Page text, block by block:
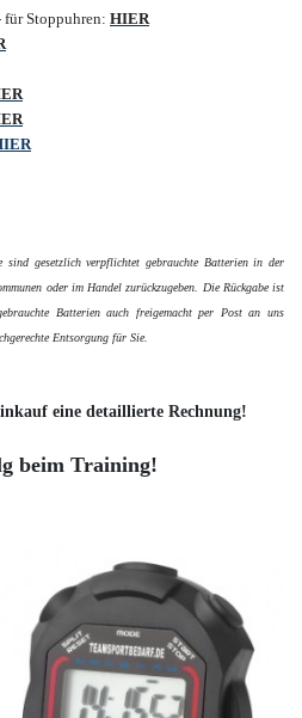
Stoppuhren: HIER
gesetzlich verpflichtet gebrauchte Batterien in der
oder im Handel zurückzugeben. Die Rückgabe ist
Batterien auch freigemacht per Post an uns
Entsorgung für Sie.
eine detaillierte Rechnung!
beim Training!